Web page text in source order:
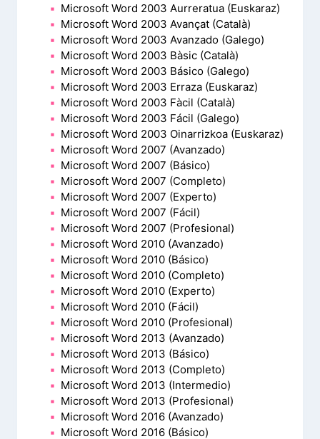
Microsoft Word 2003 Aurreratua (Euskaraz)
Microsoft Word 2003 Avançat (Català)
Microsoft Word 2003 Avanzado (Galego)
Microsoft Word 2003 Bàsic (Català)
Microsoft Word 2003 Básico (Galego)
Microsoft Word 2003 Erraza (Euskaraz)
Microsoft Word 2003 Fàcil (Català)
Microsoft Word 2003 Fácil (Galego)
Microsoft Word 2003 Oinarrizkoa (Euskaraz)
Microsoft Word 2007 (Avanzado)
Microsoft Word 2007 (Básico)
Microsoft Word 2007 (Completo)
Microsoft Word 2007 (Experto)
Microsoft Word 2007 (Fácil)
Microsoft Word 2007 (Profesional)
Microsoft Word 2010 (Avanzado)
Microsoft Word 2010 (Básico)
Microsoft Word 2010 (Completo)
Microsoft Word 2010 (Experto)
Microsoft Word 2010 (Fácil)
Microsoft Word 2010 (Profesional)
Microsoft Word 2013 (Avanzado)
Microsoft Word 2013 (Básico)
Microsoft Word 2013 (Completo)
Microsoft Word 2013 (Intermedio)
Microsoft Word 2013 (Profesional)
Microsoft Word 2016 (Avanzado)
Microsoft Word 2016 (Básico)